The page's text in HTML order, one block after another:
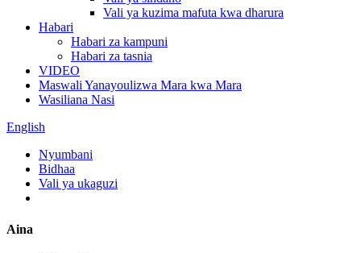
Vali ya kuzima mafuta kwa dharura
Habari
Habari za kampuni
Habari za tasnia
VIDEO
Maswali Yanayoulizwa Mara kwa Mara
Wasiliana Nasi
English
Nyumbani
Bidhaa
Vali ya ukaguzi
Aina